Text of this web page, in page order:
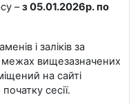
–з 05.01.2026р. по
і заліків за
вищезазначених
на сайті
сесії.